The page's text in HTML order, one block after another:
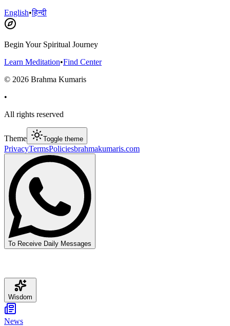
English•हिन्दी
Begin Your Spiritual Journey
Learn Meditation•Find Center
© 2026 Brahma Kumaris
•
All rights reserved
Theme Toggle theme
PrivacyTermsPoliciesbrahmakumaris.com
To Receive Daily Messages
Wisdom
News